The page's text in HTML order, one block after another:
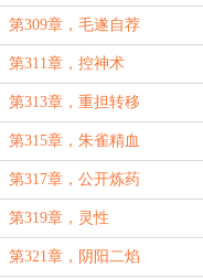
第309章，毛遂自荐
第311章，控神术
第313章，重担转移
第315章，朱雀精血
第317章，公开炼药
第319章，灵性
第321章，阴阳二焰